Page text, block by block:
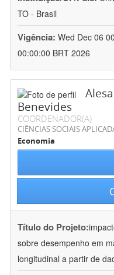
TO - Brasil
Vigência: Wed Dec 06
00:00:00 BRT 2026
Benevides
COORDENADOR(A)
CIÊNCIAS SOCIAIS
Economia
Título do Projeto:
sobre desempenho em
longitudinal a partir de